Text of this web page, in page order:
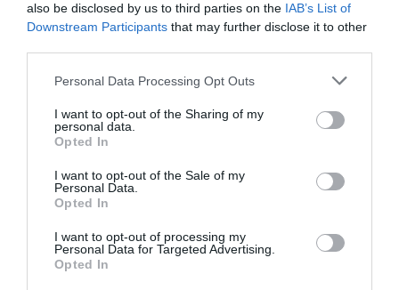
also be disclosed by us to third parties on the IAB’s List of
Downstream Participants that may further disclose it to other
Please note that this website/app uses one or more Google
not limited to your visit or usage behaviour. You may click to
grant or deny consent to Google and its third-party tags to
use your data for below specified purposes in below Google
consent section.
Personal Data Processing Opt Outs
I want to opt-out of the Sharing of my
personal data.
Opted In
I want to opt-out of the Sale of my
Personal Data.
Opted In
I want to opt-out of processing my
Personal Data for Targeted Advertising.
Opted In